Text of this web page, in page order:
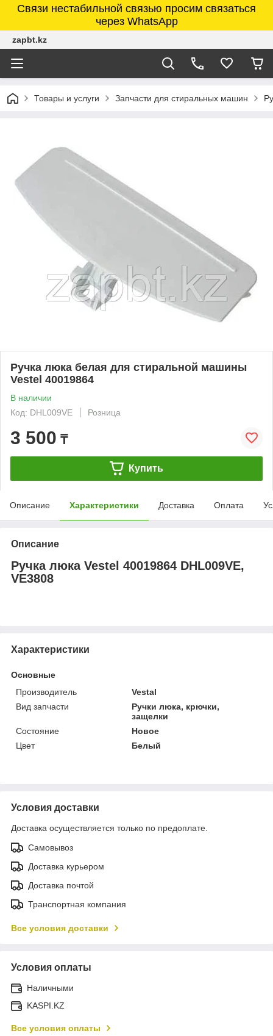
Связи нестабильной связью просим связаться
через WhatsApp
zapbt.kz
Товары и услуги Запчасти для стиральных машин
Ручка люка белая для стиральной машины
Vestel 40019864
В наличии
Код: DHL009VE
Розница
3 500 ₸
Купить
Описание Характеристики Доставка Оплата
Описание
Ручка люка Vestel 40019864 DHL009VE,
VE3808
Характеристики
Основные
Производитель
Vestal
Вид запчасти
Ручки люка, крючки,
защелки
Состояние
Новое
Цвет
Белый
Условия доставки
Доставка осуществляется только по предоплате.
Самовывоз
Доставка курьером
Доставка почтой
Транспортная компания
Все условия доставки
Условия оплаты
Наличными
KASPI.KZ
Все условия оплаты